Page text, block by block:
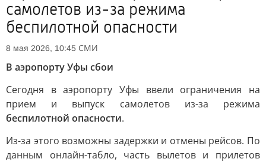
самолетов из-за режима
беспилотной опасности
8 мая 2026, 10:45 СМИ
В аэропорту Уфы сбои
Сегодня в аэропорту Уфы ввели ограничения на
прием и выпуск самолетов из-за режима
беспилотной опасности.
Из-за этого возможны задержки и отмены рейсов. По
данным онлайн-табло, часть вылетов и прилетов